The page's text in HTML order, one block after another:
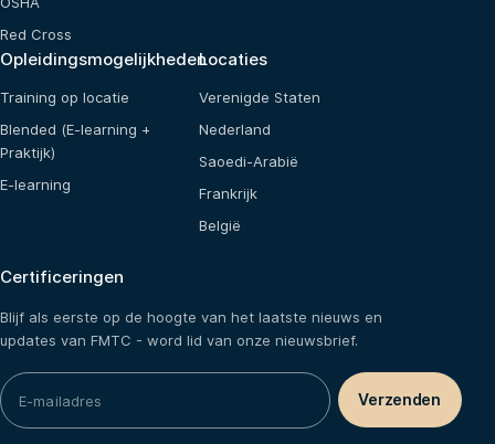
Red Cross
Opleidingsmogelijkheden
Training op locatie
Blended (E-learning +
Praktijk)
E-learning
Locaties
Verenigde Staten
Nederland
Saoedi-Arabië
Frankrijk
België
Certificeringen
Blijf als eerste op de hoogte van het laatste nieuws en
updates van FMTC - word lid van onze nieuwsbrief.